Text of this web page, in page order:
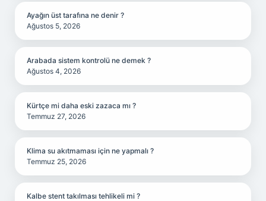
Ayağın üst tarafına ne denir ?
Ağustos 5, 2026
Arabada sistem kontrolü ne demek ?
Ağustos 4, 2026
Kürtçe mi daha eski zazaca mı ?
Temmuz 27, 2026
Klima su akıtmaması için ne yapmalı ?
Temmuz 25, 2026
Kalbe stent takılması tehlikeli mi ?